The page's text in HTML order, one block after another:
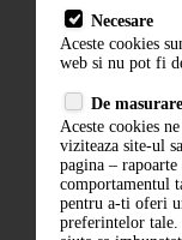
Necesare
Aceste cookies
web si nu pot fi
De
Aceste cookies
viziteaza site-ul
pagina –
comportamentul
pentru a-ti oferi
preferintelor tale.